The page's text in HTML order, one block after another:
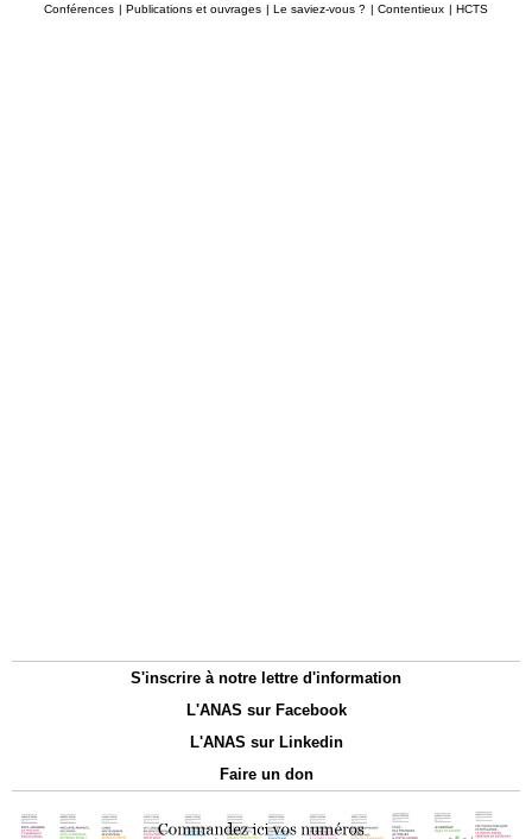
Conférences | Publications et ouvrages | Le saviez-vous ? | Contentieux | HCTS
S'inscrire à notre lettre d'information
L'ANAS sur Facebook
L'ANAS sur Linkedin
Faire un don